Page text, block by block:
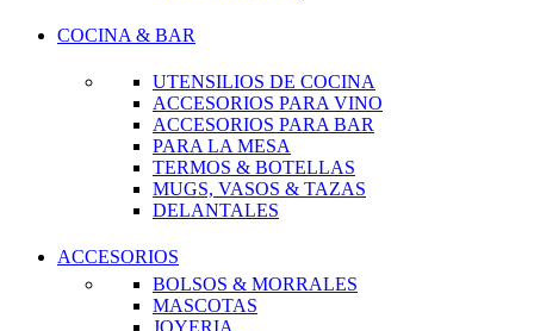
COCINA & BAR
UTENSILIOS DE COCINA
ACCESORIOS PARA VINO
ACCESORIOS PARA BAR
PARA LA MESA
TERMOS & BOTELLAS
MUGS, VASOS & TAZAS
DELANTALES
ACCESORIOS
BOLSOS & MORRALES
MASCOTAS
JOYERIA